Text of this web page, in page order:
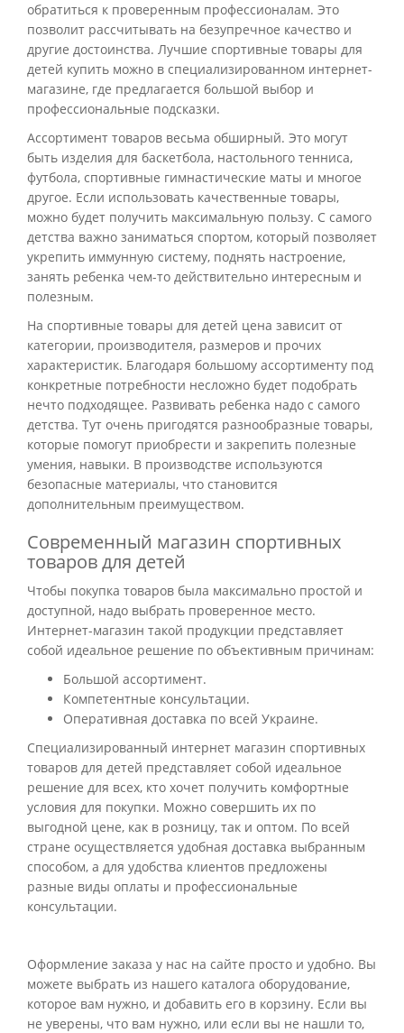
обратиться к проверенным профессионалам. Это
позволит рассчитывать на безупречное качество и
другие достоинства. Лучшие спортивные товары для
детей купить можно в специализированном интернет-
магазине, где предлагается большой выбор и
профессиональные подсказки.
Ассортимент товаров весьма обширный. Это могут
быть изделия для баскетбола, настольного тенниса,
футбола, спортивные гимнастические маты и многое
другое. Если использовать качественные товары,
можно будет получить максимальную пользу. С самого
детства важно заниматься спортом, который позволяет
укрепить иммунную систему, поднять настроение,
занять ребенка чем-то действительно интересным и
полезным.
На спортивные товары для детей цена зависит от
категории, производителя, размеров и прочих
характеристик. Благодаря большому ассортименту под
конкретные потребности несложно будет подобрать
нечто подходящее. Развивать ребенка надо с самого
детства. Тут очень пригодятся разнообразные товары,
которые помогут приобрести и закрепить полезные
умения, навыки. В производстве используются
безопасные материалы, что становится
дополнительным преимуществом.
Современный магазин спортивных
товаров для детей
Чтобы покупка товаров была максимально простой и
доступной, надо выбрать проверенное место.
Интернет-магазин такой продукции представляет
собой идеальное решение по объективным причинам:
Большой ассортимент.
Компетентные консультации.
Оперативная доставка по всей Украине.
Специализированный интернет магазин спортивных
товаров для детей представляет собой идеальное
решение для всех, кто хочет получить комфортные
условия для покупки. Можно совершить их по
выгодной цене, как в розницу, так и оптом. По всей
стране осуществляется удобная доставка выбранным
способом, а для удобства клиентов предложены
разные виды оплаты и профессиональные
консультации.
Оформление заказа у нас на сайте просто и удобно. Вы
можете выбрать из нашего каталога оборудование,
которое вам нужно, и добавить его в корзину. Если вы
не уверены, что вам нужно, или если вы не нашли то,